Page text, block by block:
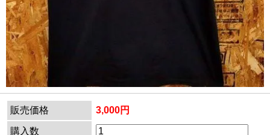
販売価格 3,000円
購入数